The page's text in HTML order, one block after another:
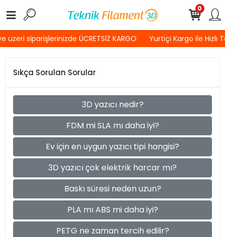
üzeri siparişlerinizde ÜCRETSİZ KARGO Yurtiçi Kargo ile Hızlı
0
Sıkça Sorulan Sorular
3D yazıcı nedir?
FDM mi SLA mı daha iyi?
Ev için en uygun yazıcı tipi hangisi?
3D yazıcı çok elektrik harcar mı?
Baskı süresi neden uzun?
PLA mı ABS mi daha iyi?
PETG ne zaman tercih edilir?